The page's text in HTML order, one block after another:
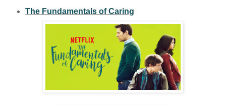
The Fundamentals of Caring